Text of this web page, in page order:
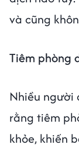
và cũng
Tiêm phòng
Nhiều người
rằng tiêm
khỏe, khiến